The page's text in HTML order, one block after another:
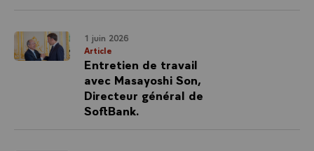
1 juin 2026
Article
Entretien de travail
avec Masayoshi Son,
Directeur général de
SoftBank.